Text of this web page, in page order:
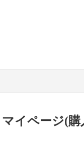
マイページ(購